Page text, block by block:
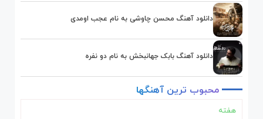
دانلود آهنگ محسن چاوشی به نام عجب اومدی
دانلود آهنگ بابک جهانبخش به نام دو نفره
محبوب ترین آهنگها
هفته